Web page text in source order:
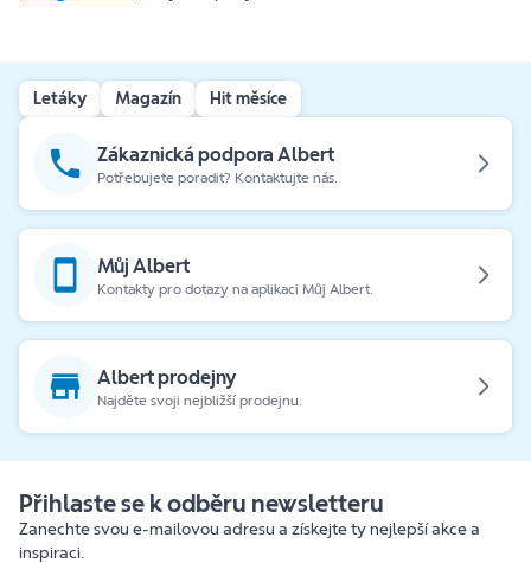
Letáky Magazín Hit měsíce
Zákaznická podpora Albert
Potřebujete poradit? Kontaktujte nás.
Můj Albert
Kontakty pro dotazy na aplikaci Můj Albert.
Albert prodejny
Najděte svoji nejbližší prodejnu.
Přihlaste se k odběru newsletteru
Zanechte svou e-mailovou adresu a získejte ty nejlepší akce a
inspiraci.